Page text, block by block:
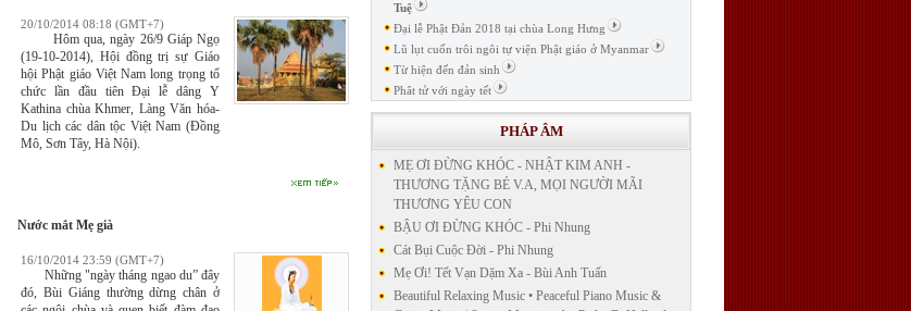
20/10/2014 08:18 (GMT+7)
Hôm qua, ngày 26/9 Giáp Ngọ
(19-10-2014), Hội đồng trị sự Giáo
hội Phật giáo Việt Nam long trọng tổ
chức lần đầu tiên Đại lễ dâng Y
Kathina chùa Khmer, Làng Văn hóa-
Du lịch các dân tộc Việt Nam (Đồng
Mô, Sơn Tây, Hà Nội).
Nước mắt Mẹ già
16/10/2014 23:59 (GMT+7)
Những "ngày tháng ngao du” đây
đó, Bùi Giáng thường dừng chân ở
Tuệ
Đại lễ Phật Đản 2018 tại chùa Long Hưng
Lũ lụt cuốn trôi ngôi tự viện Phật giáo ở Myanmar
Từ hiện đến đản sinh
Phât tử với ngày tết
PHÁP ÂM
MẸ ƠI ĐỪNG KHÓC - NHẬT KIM ANH -
THƯƠNG TẶNG BÉ V.A, MỌI NGƯỜI MÃI
THƯƠNG YÊU CON
BẬU ƠI ĐỪNG KHÓC - Phi Nhung
Cát Bụi Cuộc Đời - Phi Nhung
Mẹ Ơi! Tết Vạn Dặm Xa - Bùi Anh Tuấn
Beautiful Relaxing Music • Peaceful Piano Music &